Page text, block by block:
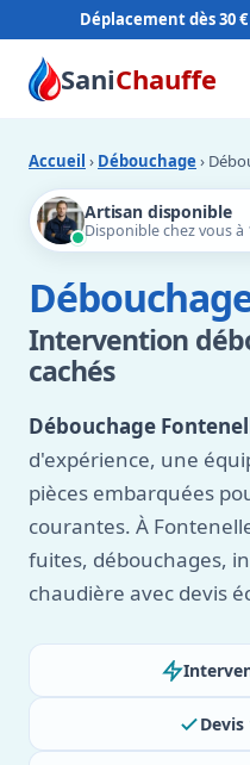
Déplacement dès 30 €
SaniChauffe
Accueil › Débouchage ›
Artisan disponible
Disponible chez vous à
Intervention
cachés
Débouchage
d'expérience, une
pièces embarquées
courantes. À
fuites, débouchages,
chaudière avec devis